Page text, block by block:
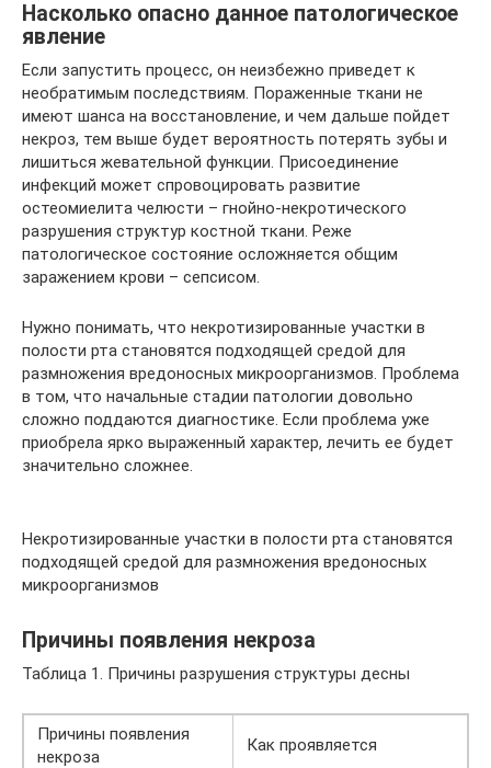
Насколько опасно данное патологическое
явление
Если запустить процесс, он неизбежно приведет к
необратимым последствиям. Пораженные ткани не
имеют шанса на восстановление, и чем дальше пойдет
некроз, тем выше будет вероятность потерять зубы и
лишиться жевательной функции. Присоединение
инфекций может спровоцировать развитие
остеомиелита челюсти – гнойно-некротического
разрушения структур костной ткани. Реже
патологическое состояние осложняется общим
заражением крови – сепсисом.
Нужно понимать, что некротизированные участки в
полости рта становятся подходящей средой для
размножения вредоносных микроорганизмов. Проблема
в том, что начальные стадии патологии довольно
сложно поддаются диагностике. Если проблема уже
приобрела ярко выраженный характер, лечить ее будет
значительно сложнее.
Некротизированные участки в полости рта становятся
подходящей средой для размножения вредоносных
микроорганизмов
Причины появления некроза
Таблица 1. Причины разрушения структуры десны
Причины появления
некроза
Как проявляется